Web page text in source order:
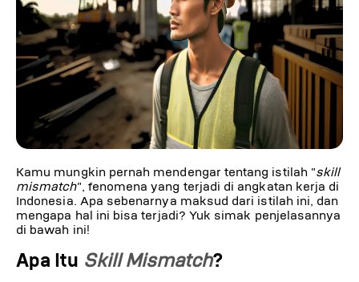
Kamu mungkin pernah mendengar tentang istilah "skill
mismatch", fenomena yang terjadi di angkatan kerja di
Indonesia. Apa sebenarnya maksud dari istilah ini, dan
mengapa hal ini bisa terjadi? Yuk simak penjelasannya
di bawah ini!
Apa Itu Skill Mismatch?